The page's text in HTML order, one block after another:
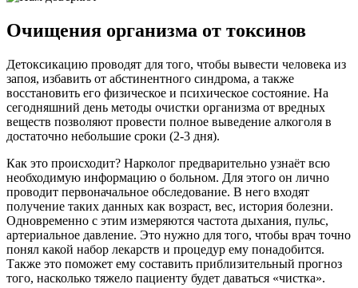
Очищения организма от токсинов
Детоксикацию проводят для того, чтобы вывести человека из
запоя, избавить от абстинентного синдрома, а также
восстановить его физическое и психическое состояние. На
сегодняшний день методы очистки организма от вредных
веществ позволяют провести полное выведение алкоголя в
достаточно небольшие сроки (2-3 дня).
Как это происходит? Нарколог предварительно узнаёт всю
необходимую информацию о больном. Для этого он лично
проводит первоначальное обследование. В него входят
получение таких данных как возраст, вес, история болезни.
Одновременно с этим измеряются частота дыхания, пульс,
артериальное давление. Это нужно для того, чтобы врач точно
понял какой набор лекарств и процедур ему понадобится.
Также это поможет ему составить приблизительный прогноз
того, насколько тяжело пациенту будет даваться «чистка».